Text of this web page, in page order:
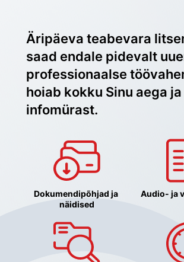
Äripäeva teabevara
saad endale pidevalt
professionaalse
hoiab kokku Sinu aega
infomürast.
Dokumendipõhjad ja
näidised
Audio- ja